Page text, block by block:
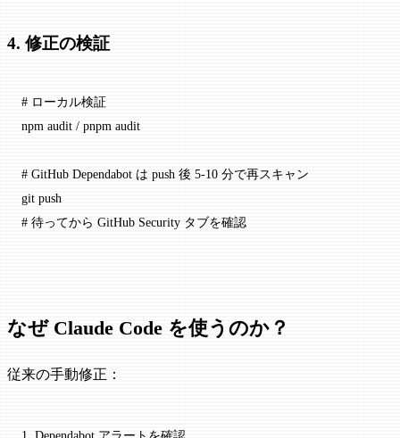
4. 修正の検証
# ローカル検証
npm audit / pnpm audit
# GitHub Dependabot は push 後 5-10 分で再スキャン
git push
# 待ってから GitHub Security タブを確認
なぜ Claude Code を使うのか？
従来の手動修正：
1. Dependabot アラートを確認